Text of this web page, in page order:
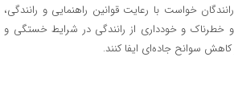
خواست با رعایت قوانین راهنمایی و رانندگی،
خطرناک و خودداری از رانندگی در شرایط خستگی و
سوانح جاده‌ای ایفا کنند.